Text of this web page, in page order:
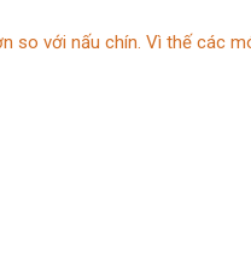
với nấu chín. Vì thế các